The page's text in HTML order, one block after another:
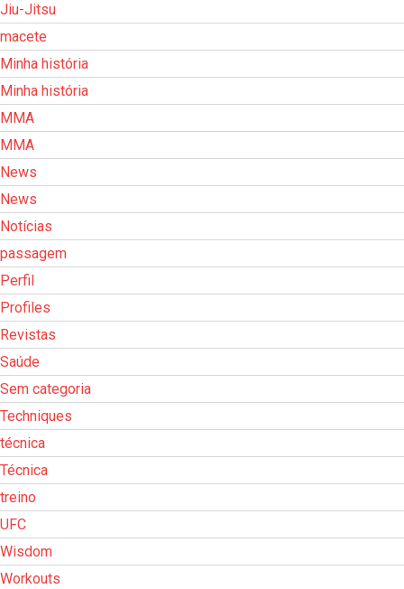
Jiu-Jitsu
macete
Minha história
Minha história
MMA
MMA
News
News
Notícias
passagem
Perfil
Profiles
Revistas
Saúde
Sem categoria
Techniques
técnica
Técnica
treino
UFC
Wisdom
Workouts